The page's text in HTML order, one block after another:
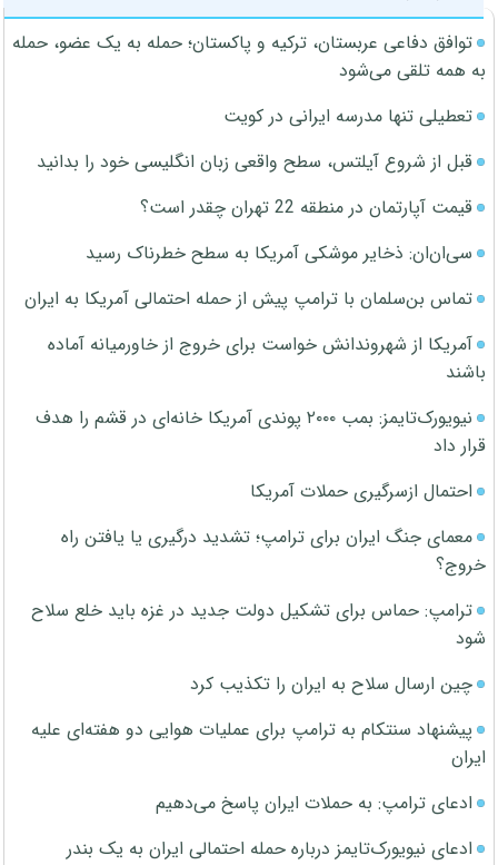
توافق دفاعی عربستان، ترکیه و پاکستان؛ حمله به یک عضو، حمله
به همه تلقی می‌شود
تعطیلی تنها مدرسه ایرانی در کویت
قبل از شروع آیلتس، سطح واقعی زبان انگلیسی خود را بدانید
قیمت آپارتمان در منطقه 22 تهران چقدر است؟
سی‌ان‌ان: ذخایر موشکی آمریکا به سطح خطرناک رسید
تماس بن‌سلمان با ترامپ پیش از حمله احتمالی آمریکا به ایران
آمریکا از شهروندانش خواست برای خروج از خاورمیانه آماده
باشند
نیویورک‌تایمز: بمب ۲۰۰۰ پوندی آمریکا خانه‌ای در قشم را هدف
قرار داد
احتمال ازسرگیری حملات آمریکا
معمای جنگ ایران برای ترامپ؛ تشدید درگیری یا یافتن راه
خروج؟
ترامپ: حماس برای تشکیل دولت جدید در غزه باید خلع سلاح
شود
چین ارسال سلاح به ایران را تکذیب کرد
پیشنهاد سنتکام به ترامپ برای عملیات هوایی دو هفته‌ای علیه
ایران
ادعای ترامپ: به حملات ایران پاسخ می‌دهیم
ادعای نیویورک‌تایمز درباره حمله احتمالی ایران به یک بندر